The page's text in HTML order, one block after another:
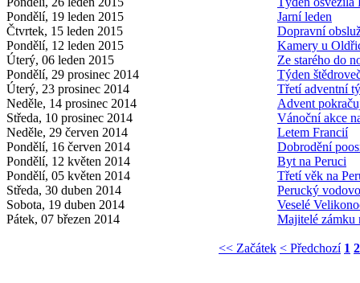
Pondělí, 19 leden 2015
Jarní leden
Čtvrtek, 15 leden 2015
Dopravní
Pondělí, 12 leden 2015
Kamery u
Úterý, 06 leden 2015
Ze starého do
Pondělí, 29 prosinec 2014
Týden
Úterý, 23 prosinec 2014
Třetí adventní
Neděle, 14 prosinec 2014
Advent
Středa, 10 prosinec 2014
Vánoční akce
Neděle, 29 červen 2014
Letem Francií
Pondělí, 16 červen 2014
Dobrodění
Pondělí, 12 květen 2014
Byt na Peruci
Pondělí, 05 květen 2014
Třetí věk na
Středa, 30 duben 2014
Perucký
Sobota, 19 duben 2014
Veselé
Pátek, 07 březen 2014
Majitelé zámku
<< Začátek < Předchozí 1 2